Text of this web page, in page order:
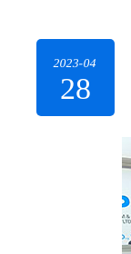
2023-04
28